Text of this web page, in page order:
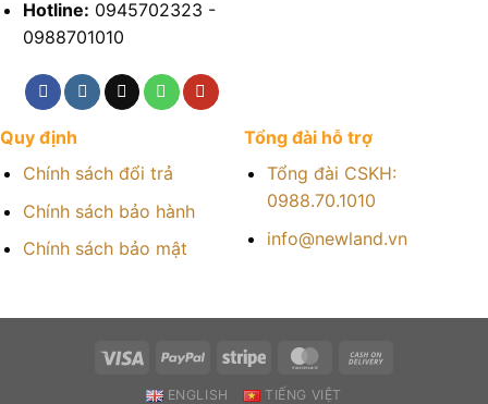
Hotline: 0945702323 -
0988701010
Quy định
Chính sách đổi trả
Chính sách bảo hành
Chính sách bảo mật
Tổng đài hỗ trợ
Tổng đài CSKH:
0988.70.1010
info@newland.vn
ENGLISH TIẾNG VIỆT